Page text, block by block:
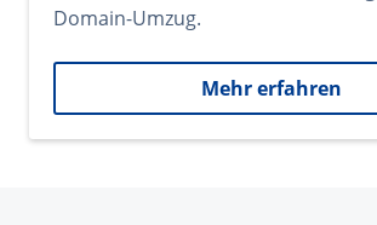
Domain-Umzug.
Mehr erfahren